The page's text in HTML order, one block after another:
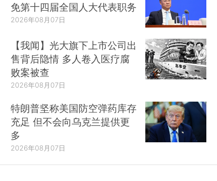
免第十四届全国人大代表职务
2026年08月07日
【我闻】光大旗下上市公司出
售背后隐情 多人卷入医疗腐
败案被查
2026年08月07日
特朗普坚称美国防空弹药库存
充足 但不会向乌克兰提供更
多
2026年08月07日